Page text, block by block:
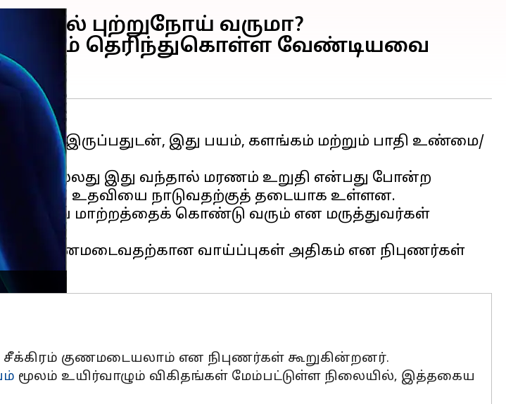
புற்றுநோய் வருமா?
தெரிந்துகொள்ள வேண்டியவை
இருப்பதுடன், இது பயம், களங்கம் மற்றும் பாதி உண்மை/
அல்லது இது வந்தால் மரணம் உறுதி என்பது போன்ற
உதவியை நாடுவதற்குத் தடையாக உள்ளன.
மாற்றத்தைக் கொண்டு வரும் என மருத்துவர்கள்
குணமடைவதற்கான வாய்ப்புகள் அதிகம் என நிபுணர்கள்
குணமடையலாம் என நிபுணர்கள் கூறுகின்றனர்.
மூலம் உயிர்வாழும் விகிதங்கள் மேம்பட்டுள்ள நிலையில், இத்தகைய